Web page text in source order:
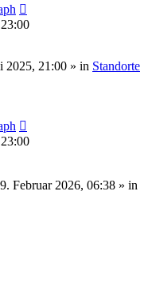
2025, 21:00 » in Standorte
Februar 2026, 06:38 » in